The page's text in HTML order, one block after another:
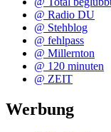
@ Radio DU
@ Stehblog
@ fehlpass
@ Millernton
@ 120 minuten
@ ZEIT
Werbung